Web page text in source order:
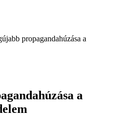
propagandahúzása a
a